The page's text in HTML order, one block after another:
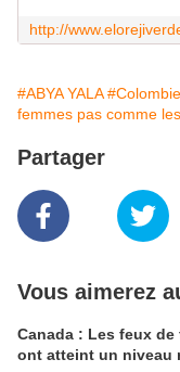
#ABYA YALA #Colombie
femmes pas comme
Partager
Vous aimerez
Canada : Les feux
ont atteint un niveau